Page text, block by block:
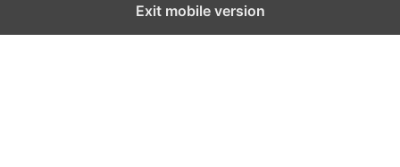
Exit mobile version